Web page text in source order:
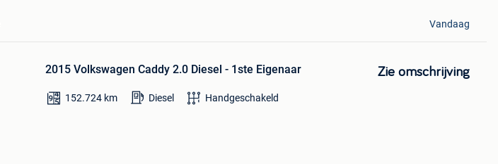
Vandaag
2015 Volkswagen Caddy 2.0 Diesel - 1ste Eigenaar Zie omschrijving
152.724 km Diesel Handgeschakeld